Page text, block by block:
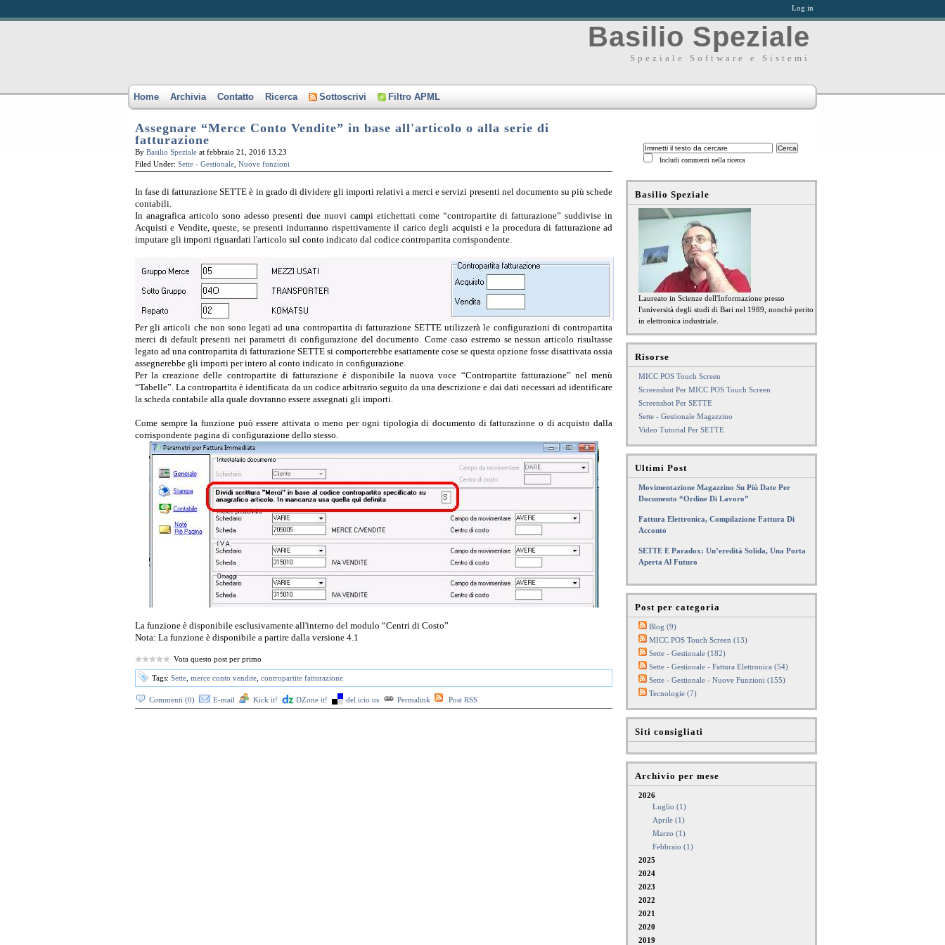
Log in
Basilio Speziale
Speziale Software e Sistemi
Home Archivia Contatto Ricerca Sottoscrivi Filtro APML
Assegnare “Merce Conto Vendite” in base all'articolo o alla serie di
fatturazione
By Basilio Speziale at febbraio 21, 2016 13.23
Filed Under: Sette - Gestionale Nuove funzioni
In fase di fatturazione SETTE è in grado di dividere gli importi relativi a merci e servizi presenti nel documento su più schede
contabili.
In anagrafica articolo sono adesso presenti due nuovi campi etichettati come “contropartite di fatturazione” suddivise in
Acquisti e Vendite, queste, se presenti indurranno rispettivamente il carico degli acquisti e la procedura di fatturazione ad
imputare gli importi riguardati l'articolo sul conto indicato dal codice contropartita corrispondente.
Per gli articoli che non sono legati ad una contropartita di fatturazione SETTE utilizzerà le configurazioni di contropartita
merci di default presenti nei parametri di configurazione del documento. Come caso estremo se nessun articolo risultasse
legato ad una contropartita di fatturazione SETTE si comporterebbe esattamente cose se questa opzione fosse disattivata ossia
assegnerebbe gli importi per intero al conto indicato in configurazione.
Per la creazione delle contropartite di fatturazione è disponibile la nuova voce “Contropartite fatturazione” nel menù
“Tabelle”. La contropartita è identificata da un codice arbitrario seguito da una descrizione e dai dati necessari ad identificare
la scheda contabile alla quale dovranno essere assegnati gli importi.
Come sempre la funzione può essere attivata o meno per ogni tipologia di documento di fatturazione o di acquisto dalla
corrispondente pagina di configurazione dello stesso.
La funzione è disponibile esclusivamente all'interno del modulo “Centri di Costo”
Nota: La funzione è disponibile a partire dalla versione 4.1
Vota questo post per primo
Tags: Sette merce conto vendite contropartite fatturazione
Commenti (0) E-mail Kick it! DZone it! del.icio.us Permalink Post RSS
Includi commenti nella ricerca
Basilio Speziale
Laureato in Scienze dell'Informazione presso
l'università degli studi di Bari nel 1989, nonchè perito
in elettronica industriale.
Risorse
MICC POS Touch Screen
Screenshot Per MICC POS Touch Screen
Screenshot Per SETTE
Sette - Gestionale Magazzino
Video Tutorial Per SETTE
Ultimi Post
Movimentazione Magazzino Su Più Date Per
Documento “Ordine Di Lavoro”
Fattura Elettronica, Compilazione Fattura Di
Acconto
SETTE E Paradox: Un’eredità Solida, Una Porta
Aperta Al Futuro
Post per categoria
Blog (9)
MICC POS Touch Screen (13)
Sette - Gestionale (182)
Sette - Gestionale - Fattura Elettronica (54)
Sette - Gestionale - Nuove Funzioni (155)
Tecnologie (7)
Siti consigliati
Archivio per mese
2026
Luglio (1)
Aprile (1)
Marzo (1)
Febbraio (1)
2025
2024
2023
2022
2021
2020
2019